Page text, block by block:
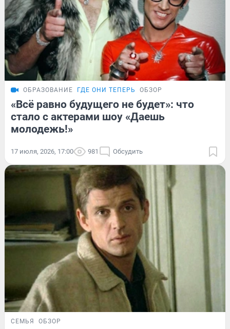
ОБРАЗОВАНИЕ ГДЕ ОНИ ТЕПЕРЬ ОБЗОР
«Всё равно будущего не будет»: что
стало с актерами шоу «Даешь
молодежь!»
17 июля, 2026, 17:00 981 Обсудить
СЕМЬЯ ОБЗОР